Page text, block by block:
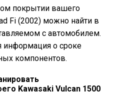
покрытии вашего
Fi (2002) можно найти в
с автомобилем.
о сроке
компонентов.
Kawasaki Vulcan 1500